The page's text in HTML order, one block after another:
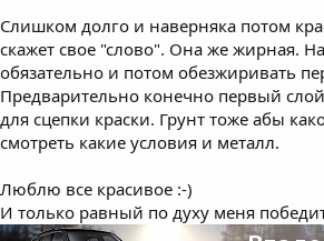
Слишком долго и наверняка потом
скажет свое "слово". Она же жирная.
обязательно и потом обезжиривать
Предварительно конечно первый
для сцепки краски. Грунт тоже абы
смотреть какие условия и металл.
Люблю все красивое :-)
И только равный по духу меня